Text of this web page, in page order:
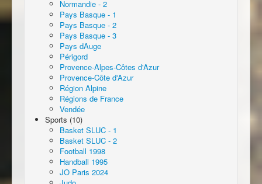
Normandie - 2
Pays Basque - 1
Pays Basque - 2
Pays Basque - 3
Pays dAuge
Périgord
Provence-Alpes-Côtes d'Azur
Provence-Côte d'Azur
Région Alpine
Régions de France
Vendée
Sports (10)
Basket SLUC - 1
Basket SLUC - 2
Football 1998
Handball 1995
JO Paris 2024